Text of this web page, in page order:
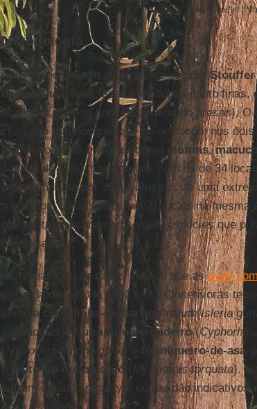
(Foto: Philip Stouffer |
Metodologia
Após selecionarem as áreas de estudo,Stouffer
de neblina(redes feitas com linhas muito finas,
acabam colidindo com elas e ficando presas).
chamado sub-bosque, que se deslocam nos
excluindo-se as maiores, como
mutuns,
década de 1980, trabalhamos com os de 34
estendendo-se por 35 quilômetros de uma
modernos, trabalhamos em 21 locais na mesma
quilômetros. Acabamos com 79 espécies que
pesquisador.
A comparação de dados indicou que asaves
início da década de 1980 são as insetívoras
como a
choquinha-de-barriga-ruiva(Isleria
caudacutus
), o uirapuru-verdadeiro(
(
Microcerculus bambla), o formigueiro-de-asa-
o
pinto-do-mato-carijó Myrmornis torquata).
sofrem impacto negativo, outras dão indicativos